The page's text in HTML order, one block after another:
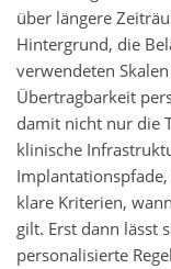
über längere
Hintergrund, die
verwendeten
Übertragbarkeit
damit nicht nur die
klinische
klare Kriterien,
gilt. Erst dann lässt
personalisierte